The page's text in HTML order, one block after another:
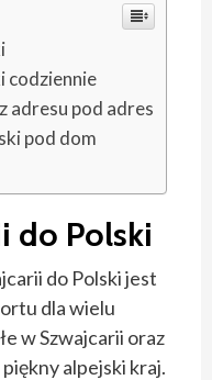
codziennie
adresu pod adres
pod dom
do Polski
do Polski jest
dla wielu
w Szwajcarii oraz
alpejski kraj.